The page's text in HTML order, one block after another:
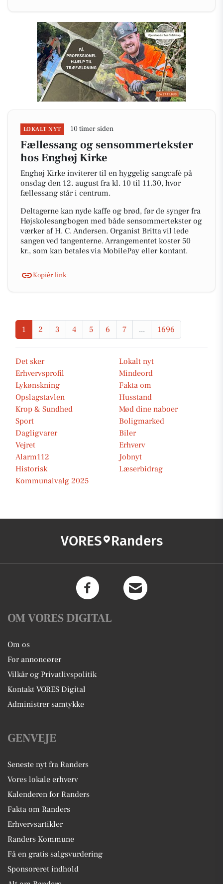
LOKALT NYT 10 timer siden
Fællessang og sensommertekster
hos Enghøj Kirke
Enghøj Kirke inviterer til en hyggelig sangcafé på
onsdag den 12. august fra kl. 10 til 11.30, hvor
fællessang står i centrum.
Deltagerne kan nyde kaffe og brød, før de synger fra
Højskolesangbogen med både sensommertekster og
værker af H. C. Andersen. Organist Britta vil lede
sangen ved tangenterne. Arrangementet koster 50
kr., som kan betales via MobilePay eller kontant.
Kopiér link
1 2 3 4 5 6 7 ... 1696
Det sker
Lokalt nyt
Erhvervsprofil
Mindeord
Lykønskning
Fakta om
Opslagstavlen
Husstand
Krop & Sundhed
Mød dine naboer
Sport
Boligmarked
Dagligvarer
Biler
Vejret
Erhverv
Alarm112
Jobnyt
Historisk
Læserbidrag
Kommunalvalg 2025
VORES Randers
OM VORES DIGITAL
Om os
For annoncører
Vilkår og Privatlivspolitik
Kontakt VORES Digital
Administrer samtykke
GENVEJE
Seneste nyt fra Randers
Vores lokale erhverv
Kalenderen for Randers
Fakta om Randers
Erhvervsartikler
Randers Kommune
Få en gratis salgsvurdering
Sponsoreret indhold